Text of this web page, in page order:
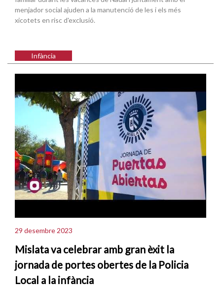
menjador social ajuden a la manutenció de les i els més
xicotets en risc d'exclusió.
Infància
29 desembre 2023
Mislata va celebrar amb gran èxit la
jornada de portes obertes de la Policia
Local a la infància